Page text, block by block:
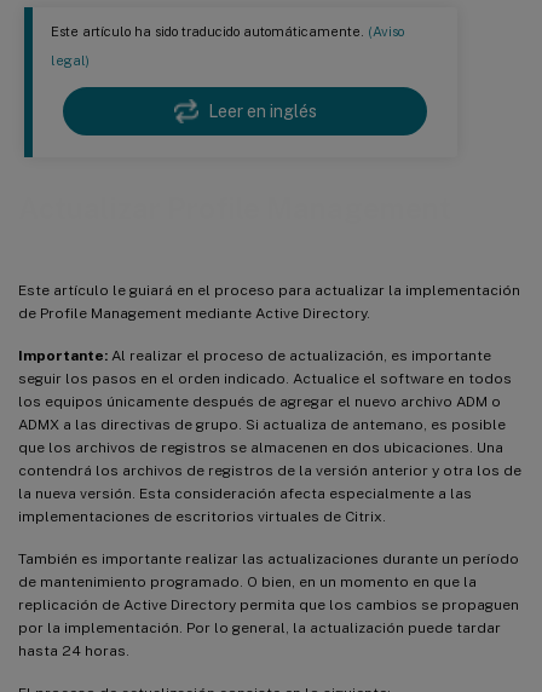
Este artículo ha sido traducido automáticamente. (Aviso
legal)
Leer en inglés
Este artículo le guiará en el proceso para actualizar la implementación
de Profile Management mediante Active Directory.
Importante: Al realizar el proceso de actualización, es importante
seguir los pasos en el orden indicado. Actualice el software en todos
los equipos únicamente después de agregar el nuevo archivo ADM o
ADMX a las directivas de grupo. Si actualiza de antemano, es posible
que los archivos de registros se almacenen en dos ubicaciones. Una
contendrá los archivos de registros de la versión anterior y otra los de
la nueva versión. Esta consideración afecta especialmente a las
implementaciones de escritorios virtuales de Citrix.
También es importante realizar las actualizaciones durante un período
de mantenimiento programado. O bien, en un momento en que la
replicación de Active Directory permita que los cambios se propaguen
por la implementación. Por lo general, la actualización puede tardar
hasta 24 horas.